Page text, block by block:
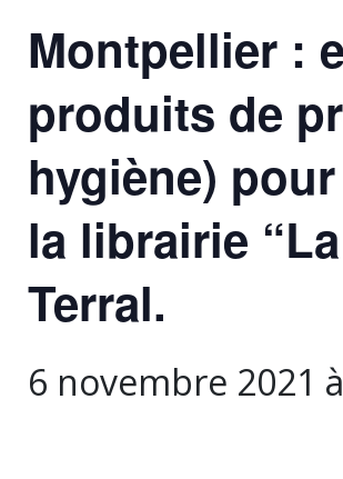
Montpellier :
produits de
hygiène)
la librairie
Terral.
6 novembre 2021